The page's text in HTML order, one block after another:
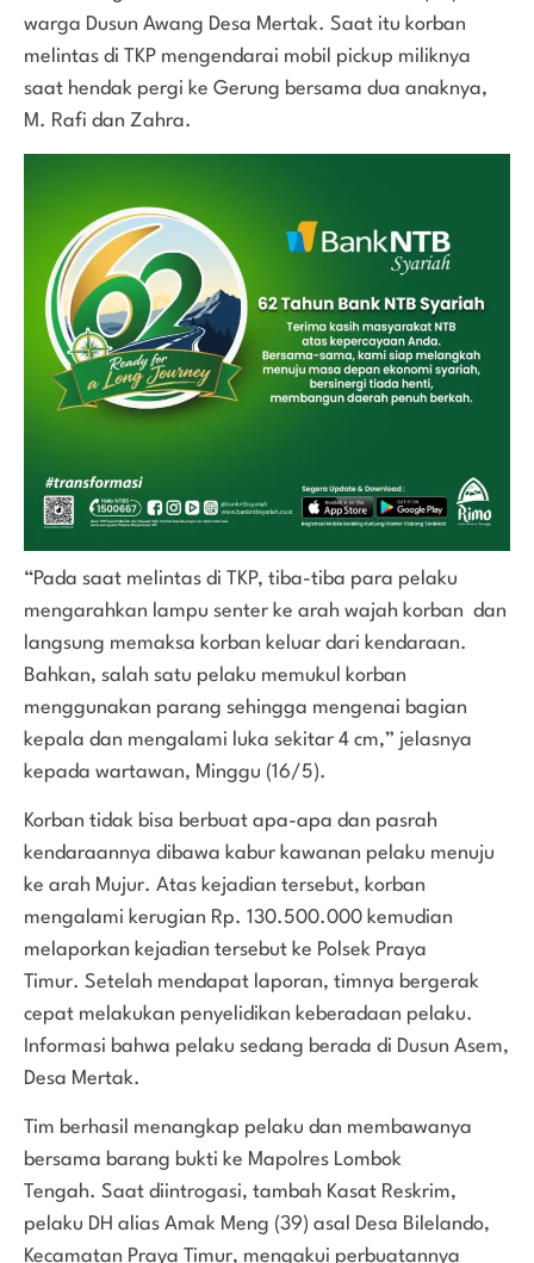
warga Dusun Awang Desa Mertak. Saat itu korban
melintas di TKP mengendarai mobil pickup miliknya
saat hendak pergi ke Gerung bersama dua anaknya,
M. Rafi dan Zahra.
“Pada saat melintas di TKP, tiba-tiba para pelaku
mengarahkan lampu senter ke arah wajah korban dan
langsung memaksa korban keluar dari kendaraan.
Bahkan, salah satu pelaku memukul korban
menggunakan parang sehingga mengenai bagian
kepala dan mengalami luka sekitar 4 cm,” jelasnya
kepada wartawan, Minggu (16/5).
Korban tidak bisa berbuat apa-apa dan pasrah
kendaraannya dibawa kabur kawanan pelaku menuju
ke arah Mujur. Atas kejadian tersebut, korban
mengalami kerugian Rp. 130.500.000 kemudian
melaporkan kejadian tersebut ke Polsek Praya
Timur. Setelah mendapat laporan, timnya bergerak
cepat melakukan penyelidikan keberadaan pelaku.
Informasi bahwa pelaku sedang berada di Dusun Asem,
Desa Mertak.
Tim berhasil menangkap pelaku dan membawanya
bersama barang bukti ke Mapolres Lombok
Tengah. Saat diintrogasi, tambah Kasat Reskrim,
pelaku DH alias Amak Meng (39) asal Desa Bilelando,
Kecamatan Praya Timur, mengakui perbuatannya